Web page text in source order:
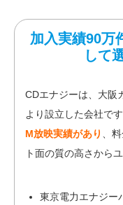
加入実績90万
して
CDエナジーは、大阪
より設立した会社です
M放映実績があり
、
ト面の質の高さから
東京電力エナジー